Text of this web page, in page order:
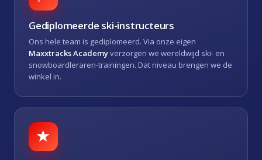
Gediplomeerde ski-instructeurs
Ons hele team is gediplomeerd. Via onze eigen
Maxxtracks Academyverzorgen we wereldwijd ski- en
snowboardleraren-trainingen. Dat niveau brengen we de
winkel in.